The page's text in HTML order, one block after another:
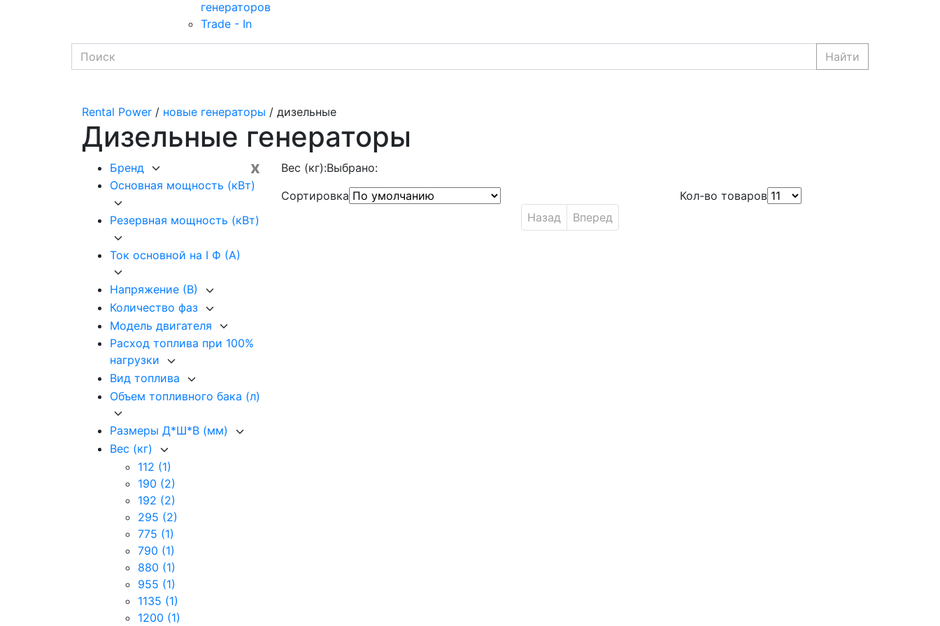
генераторов
Trade - In
Найти
Rental Power / новые генераторы / дизельные
Дизельные генераторы
x
Бренд
Основная мощность (кВт)
Резервная мощность (кВт)
Ток основной на I Ф (А)
Напряжение (В)
Количество фаз
Модель двигателя
Расход топлива при 100%
нагрузки
Вид топлива
Объем топливного бака (л)
Размеры Д*Ш*В (мм)
Вес (кг)
112 (1)
190 (2)
192 (2)
295 (2)
775 (1)
790 (1)
880 (1)
955 (1)
1135 (1)
1200 (1)
Вес (кг):Выбрано:
Сортировка
Кол-во товаров
Назад
Вперед